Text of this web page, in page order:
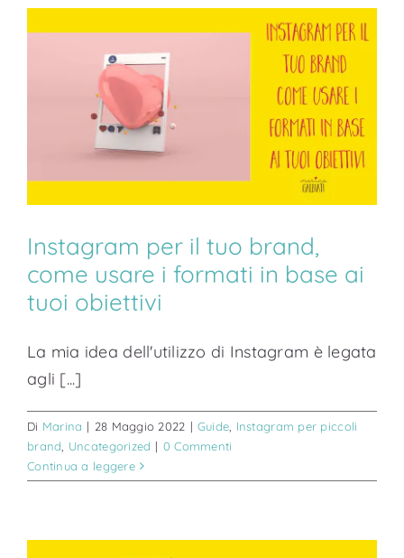
Instagram per il tuo brand,
come usare i formati in base ai
tuoi obiettivi
La mia idea dell'utilizzo di Instagram è legata
agli [...]
Di Marina | 28 Maggio 2022 | Guide Instagram per piccoli
brand
Uncategorized | 0 Commenti
Continua a leggere